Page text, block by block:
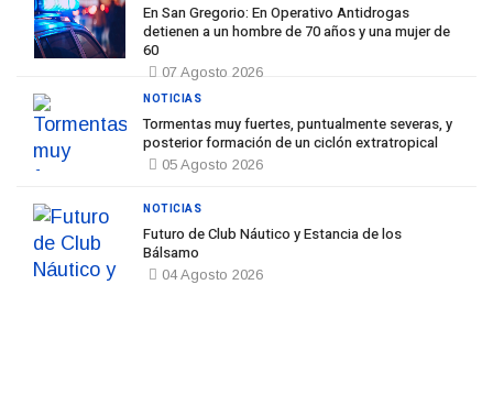
En San Gregorio: En Operativo Antidrogas
detienen a un hombre de 70 años y una mujer de
60
07 Agosto 2026
Tormentas muy fuertes, puntualmente severas, y
posterior formación de un ciclón extratropical
05 Agosto 2026
NOTICIAS
Futuro de Club Náutico y Estancia de los
Bálsamo
04 Agosto 2026
NOTICIAS